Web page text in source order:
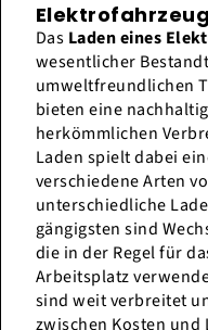
Das Laden eines
wesentlicher
umweltfreundlichen
bieten eine
herkömmlichen
Laden spielt dabei
verschiedene Arten
unterschiedliche
gängigsten sind
die in der Regel für
Arbeitsplatz
sind weit verbreitet
zwischen Kosten und